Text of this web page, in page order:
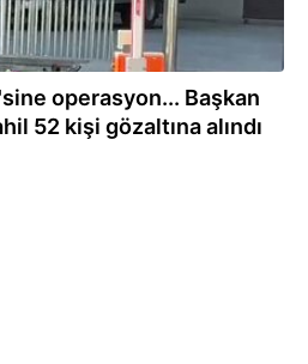
operasyon... Başkan
52 kişi gözaltına alındı